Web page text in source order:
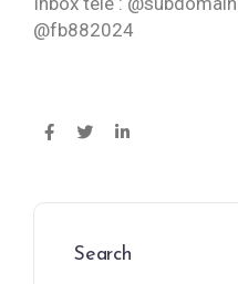
@fb882024
Search